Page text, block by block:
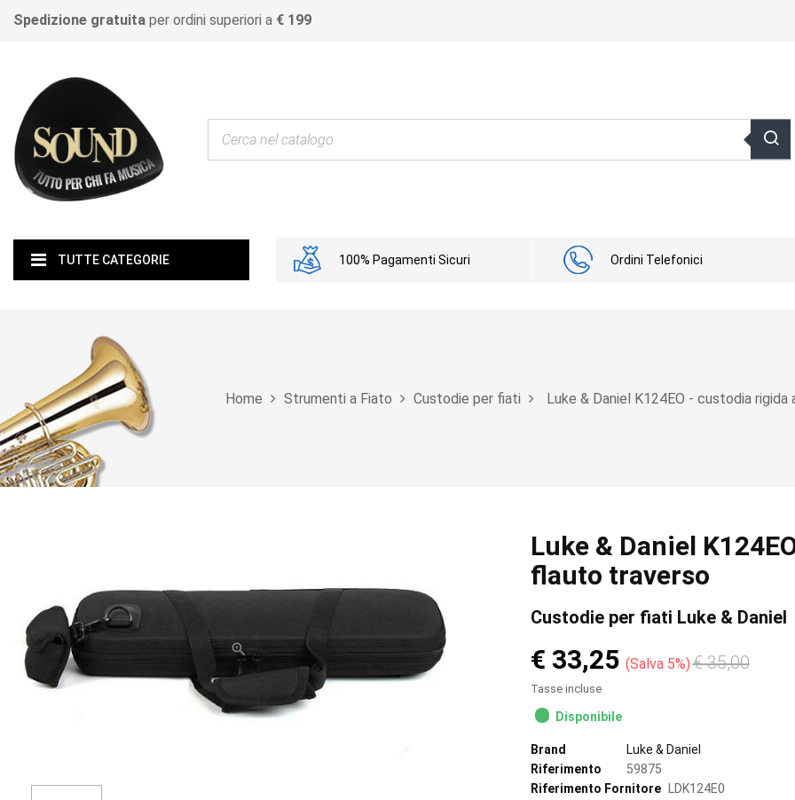
Spedizione gratuita per ordini superiori a € 199
TUTTE CATEGORIE 100% Pagamenti Sicuri Ordini Telefonici
Home Strumenti a Fiato Custodie per fiati Luke & Daniel K124EO - custodia

Luke & Daniel
flauto traverso
Custodie per fiati Luke & Daniel
€ 33,25 Salva 5% € 35,00
Tasse incluse
Disponibile
Brand
Luke & Daniel
Riferimento
59875
Riferimento Fornitore
LDK124E0